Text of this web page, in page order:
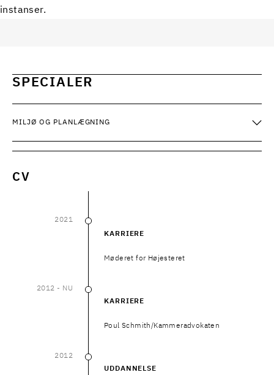
instanser.
SPECIALER
MILJØ OG PLANLÆGNING
CV
2021
KARRIERE
Møderet for Højesteret
2012 - NU
KARRIERE
Poul Schmith/Kammeradvokaten
2012
UDDANNELSE